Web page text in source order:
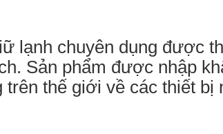
lạnh chuyên dụng được
Sản phẩm được nhập
thế giới về các thiết bị